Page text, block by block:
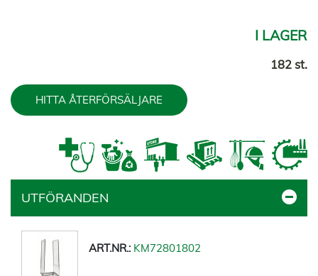
I LAGER
182 st.
HITTA ÅTERFÖRSÄLJARE
UTFÖRANDEN
KM72801802